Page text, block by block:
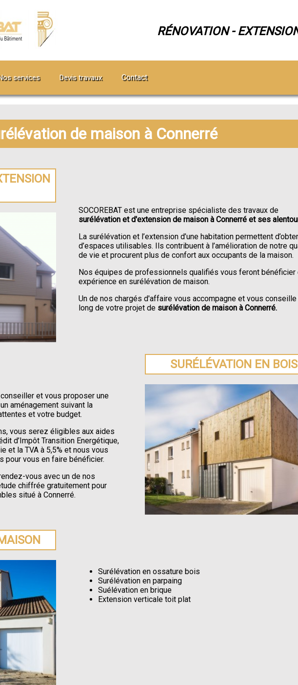
RÉNOVATION -
services Devis travaux Contact
de maison à Connerré
SOCOREBAT est une entreprise spécialiste des travaux de
surélévation et d'extension de maison à Connerré et ses
La surélévation et l’extension d’une habitation permettent
d’espaces utilisables. Ils contribuent à l’amélioration de notre
de vie et procurent plus de confort aux occupants de la maison.
Nos équipes de professionnels qualifiés vous feront bénéficier
expérience en surélévation de maison.
Un de nos chargés d'affaire vous accompagne et vous conseille
long de votre projet de surélévation de maison à Connerré.
SURÉLÉVATION EN BOIS
et vous proposer une
aménagement suivant la
et votre budget.
vous serez éligibles aux aides
d’Impôt Transition Energétique,
et la TVA à 5,5% et nous vous
pour vous en faire bénéficier.
vous avec un de nos
chiffrée gratuitement pour
situé à Connerré.
Surélévation en ossature bois
Surélévation en parpaing
Suélévation en brique
Extension verticale toit plat